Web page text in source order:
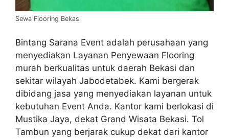
Sewa Flooring Bekasi
Bintang Sarana Event adalah perusahaan yang
menyediakan Layanan Penyewaan Flooring
murah berkualitas untuk daerah Bekasi dan
sekitar wilayah Jabodetabek. Kami bergerak
dibidang jasa yang menyediakan layanan untuk
kebutuhan Event Anda. Kantor kami berlokasi di
Mustika Jaya, dekat Grand Wisata Bekasi. Tol
Tambun yang berjarak cukup dekat dari kantor